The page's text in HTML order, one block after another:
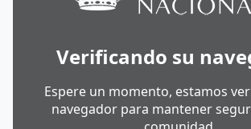
Verificando su
Espere un momento, estamos
navegador para mantener